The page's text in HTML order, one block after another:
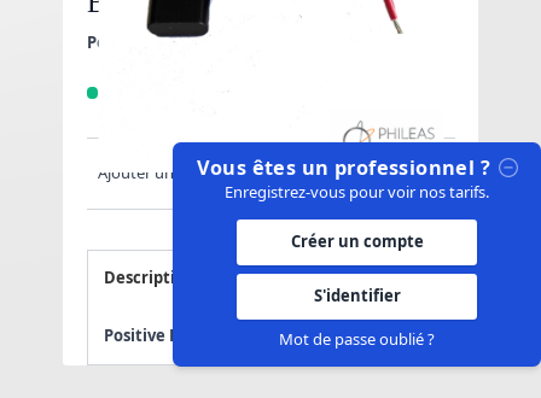
Vous êtes un professionnel ?
Enregistrez-vous pour voir nos tarifs.
Créer un compte
S'identifier
Mot de passe oublié ?
Positive Battery Contact - Billet Box
Ajouter un commentaire
Description Avis
Positive Battery Contact - Billet Box